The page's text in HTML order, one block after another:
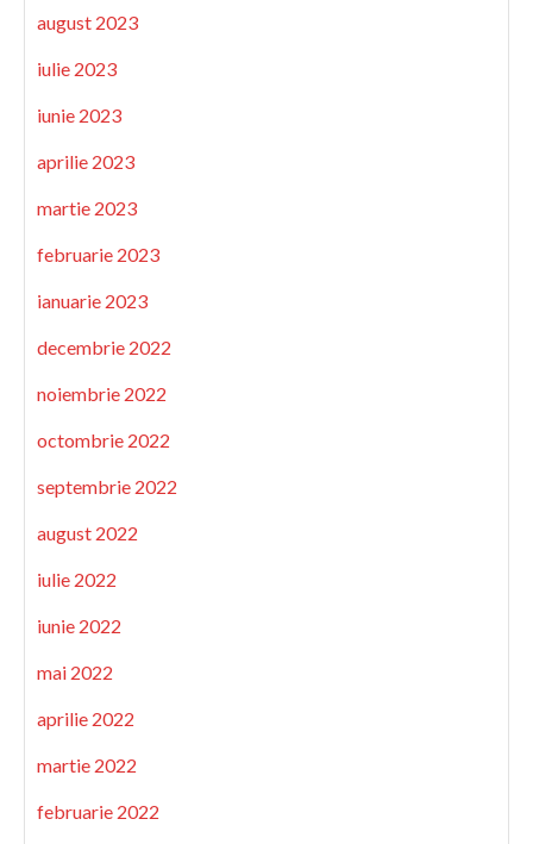
august 2023
iulie 2023
iunie 2023
aprilie 2023
martie 2023
februarie 2023
ianuarie 2023
decembrie 2022
noiembrie 2022
octombrie 2022
septembrie 2022
august 2022
iulie 2022
iunie 2022
mai 2022
aprilie 2022
martie 2022
februarie 2022